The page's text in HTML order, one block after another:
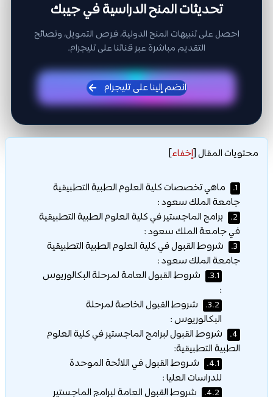
تحديثات المنح الدراسية في جيبك
احصل على تنبيهات المنح الدولية، فرص التمويل، ونصائح
التقديم مباشرة عبر قناتنا على تليجرام.
انضم إلينا على تليجرام
محتويات المقال[إخفاء]
1.
ماهي تخصصات كلية العلوم الطبية التطبيقية
جامعة الملك سعود :
2.
برامج الماجستير في كلية العلوم الطبية التطبيقية
في جامعة الملك سعود :
3.
شروط القبول في كلية العلوم الطبية التطبيقية
جامعة الملك سعود :
3.1.
شروط القبول العامة لمرحلة البكالوريوس
:
3.2.
شروط القبول الخاصة لمرحلة
البكالوريوس :
4.
شروط القبول لبرامج الماجستير في كلية العلوم
الطبية التطبيقية:
4.1.
شـروط القبول في اللائحة الموحدة
للدراسات العليا :
4.2.
شروط القبول العامة لبرامج الماجستير